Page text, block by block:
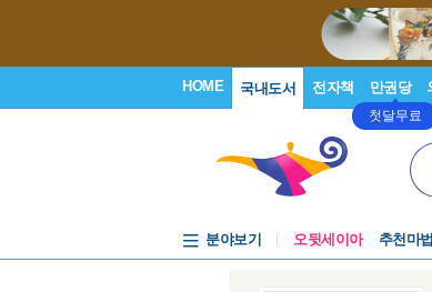
HOME 국내도서 전자책 만권당
첫달무료
분야보기 오뒷세이아 추천마